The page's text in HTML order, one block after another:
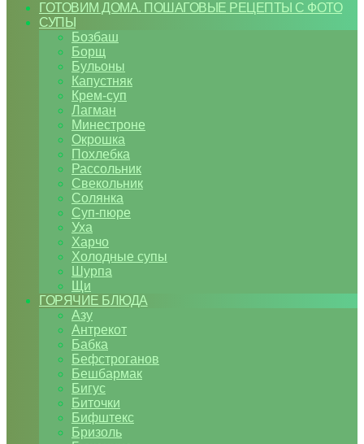
ГОТОВИМ ДОМА. ПОШАГОВЫЕ РЕЦЕПТЫ С ФОТО
СУПЫ
Бозбаш
Борщ
Бульоны
Капустняк
Крем-суп
Лагман
Минестроне
Окрошка
Похлебка
Рассольник
Свекольник
Солянка
Суп-пюре
Уха
Харчо
Холодные супы
Шурпа
Щи
ГОРЯЧИЕ БЛЮДА
Азу
Антрекот
Бабка
Бефстроганов
Бешбармак
Бигус
Биточки
Бифштекс
Бризоль